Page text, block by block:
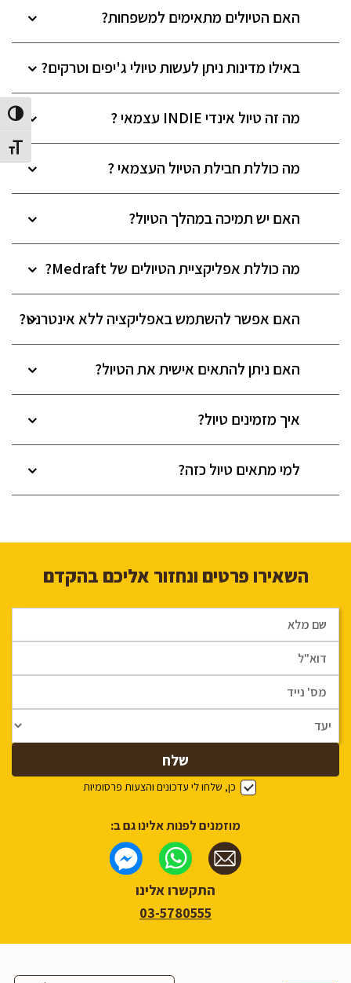
הפעל/
מתג
האם הטיולים מתאימים למשפחות?
באילו מדינות ניתן לעשות טיולי ג'יפים וטרקים?
מה זה טיול אינדי INDIE עצמאי ?
מה כוללת חבילת הטיול העצמאי ?
האם יש תמיכה במהלך הטיול?
מה כוללת אפליקציית הטיולים של Medraft?
האם אפשר להשתמש באפליקציה ללא אינטרנט?
האם ניתן להתאים אישית את הטיול?
איך מזמינים טיול?
למי מתאים טיול כזה?
השאירו פרטים ונחזור אליכם בהקדם
כן, שלחו לי עדכונים והצעות פרסומיות
מוזמנים לפנות אלינו גם ב:
התקשרו אלינו
03-5780555